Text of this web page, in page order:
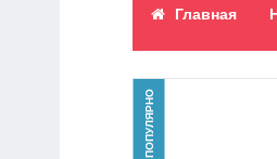
Главная
ПОПУЛЯРНО